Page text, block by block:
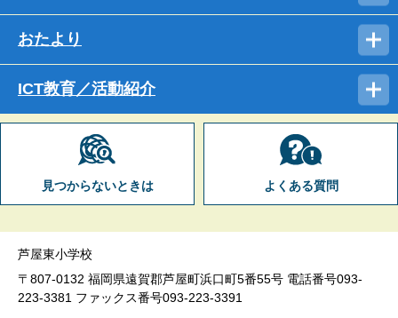
おたより
ICT教育／活動紹介
見つからないときは よくある質問
芦屋東小学校
〒807-0132 福岡県遠賀郡芦屋町浜口町5番55号 電話番号093-
223-3381 ファックス番号093-223-3391